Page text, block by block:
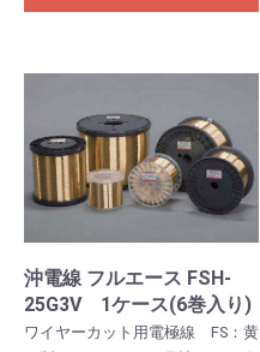
沖電線 フルエース FSH-
25G3V 1ケース(6巻入り)
ワイヤーカット用電極線 FS：黄